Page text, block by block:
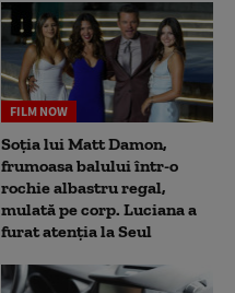
FILM NOW
Soția lui Matt Damon,
frumoasa balului într-o
rochie albastru regal,
mulată pe corp. Luciana a
furat atenția la Seul